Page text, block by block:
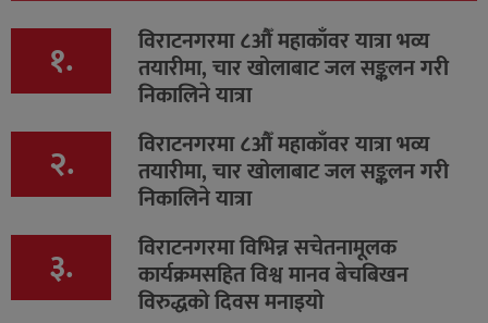
१. विराटनगरमा ८औँ महाकाँवर यात्रा भव्य
तयारीमा, चार खोलाबाट जल सङ्कलन गरी
निकालिने यात्रा
२. विराटनगरमा ८औँ महाकाँवर यात्रा भव्य
तयारीमा, चार खोलाबाट जल सङ्कलन गरी
निकालिने यात्रा
३. विराटनगरमा विभिन्न सचेतनामूलक
कार्यक्रमसहित विश्व मानव बेचबिखन
विरुद्धको दिवस मनाइयो